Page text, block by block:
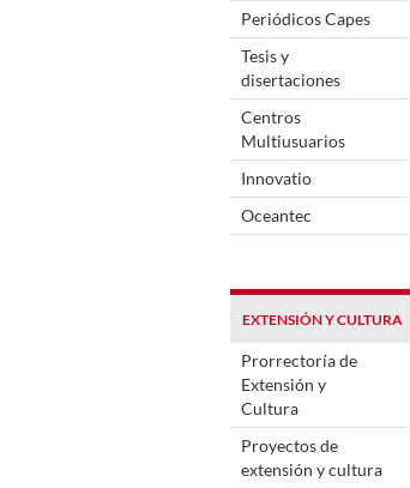
Periódicos Capes
Tesis y
disertaciones
Centros
Multiusuarios
Innovatio
Oceantec
EXTENSIÓN Y CULTURA
Prorrectoría de
Extensión y
Cultura
Proyectos de
extensión y cultura